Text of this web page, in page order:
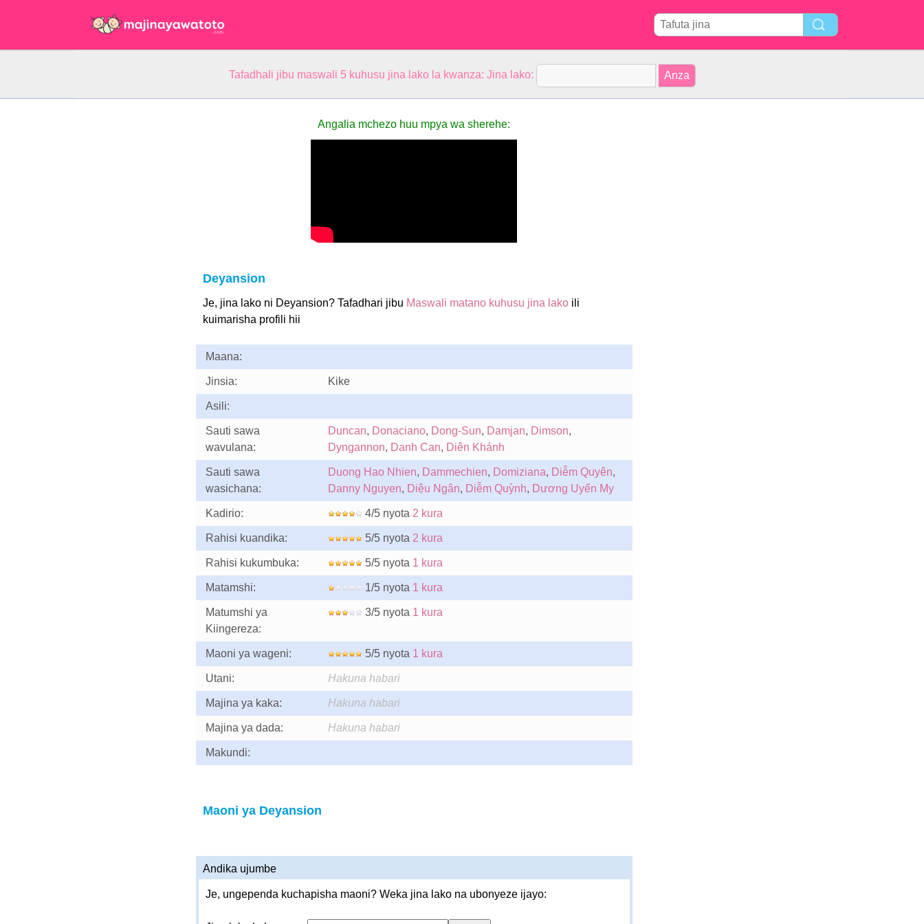
Tafadhali jibu maswali 5 kuhusu jina lako la kwanza: Jina lako:
Angalia mchezo huu mpya wa sherehe:
Deyansion
Je, jina lako ni Deyansion? Tafadhari jibu Maswali matano kuhusu jina lakoili
kuimarisha profili hii
Maana:
Jinsia: Kike
Asili:
Sauti sawa
wavulana:
Duncan, Donaciano, Dong-Sun, Damjan, Dimson,
Dyngannon, Danh Can, Diên Khánh
Sauti sawa
wasichana:
Duong Hao Nhien, Dammechien, Domiziana, Diễm Quyên,
Danny Nguyen, Diệu Ngân, Diễm Quỳnh, Dương Uyển My
Kadirio: 4/5 nyota 2 kura
Rahisi kuandika: 5/5 nyota 2 kura
Rahisi kukumbuka: 5/5 nyota 1 kura
Matamshi: 1/5 nyota 1 kura
Matumshi ya
Kiingereza:
3/5 nyota 1 kura
Maoni ya wageni: 5/5 nyota 1 kura
Utani: Hakuna habari
Majina ya kaka: Hakuna habari
Majina ya dada: Hakuna habari
Makundi:
Maoni ya Deyansion
Andika ujumbe
Je, ungependa kuchapisha maoni? Weka jina lako na ubonyeze ijayo: